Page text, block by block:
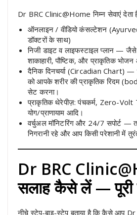
Dr BRC Clinic@Home निम्न सेवाएं देता
ऑनलाइन / वीडियो कंसल्टेशन
डॉक्टरों के साथ)
निजी डाइट व लाइफस्टाइल प्लान —
शाकाहारी, पौष्टिक, और प्राकृतिक भोजन
दैनिक दिनचर्या (Circadian Chart) —
को आपके शरीर की प्राकृतिक रिदम
सेट करना।
प्राकृतिक थेरेपीज़: पंचकर्म, Zero-Volt
योग/प्राणायाम आदि।
वर्चुअल मॉनिटरिंग और 24/7 सपोर्ट —
निगरानी रहे और आप किसी परेशानी में
Dr BRC
सलाह कैसे लें — पूरी
नीचे स्टेप-बाइ-स्टेप बताया है कि कैसे आप